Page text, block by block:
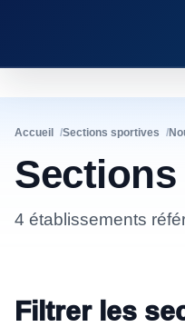
Accueil Sections sportives
4 établissements
Filtrer les